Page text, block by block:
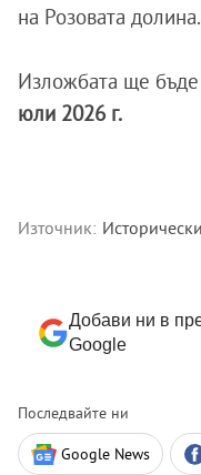
на Розовата долина.
Изложбата ще бъде
юли 2026 г.
Източник:
Добави ни в
Google
Последвайте ни
Google News